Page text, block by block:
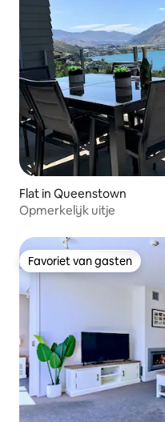
Flat in Queenstown
Opmerkelijk uitje
Favoriet van gasten
Favoriet van gasten